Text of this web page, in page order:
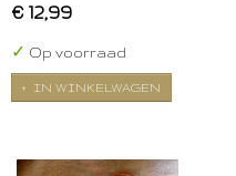
€ 12,99
✓ Op voorraad
IN WINKELWAGEN